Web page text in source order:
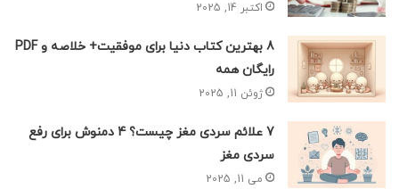
اکتبر 14, 2025
8 بهترین کتاب دنیا برای موفقیت+ خلاصه و PDF
رایگان همه
ژوئن 11, 2025
7 علائم سردی مغز چیست؟ 4 دمنوش برای رفع
سردی مغز
می 11, 2025